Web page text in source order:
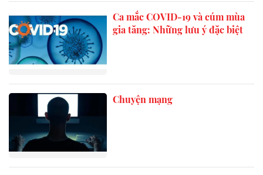
Ca mắc COVID-19 và cúm mùa
gia tăng: Những lưu ý đặc biệt
Chuyện mạng